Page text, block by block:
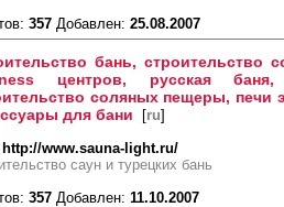
357 Добавлен: 25.08.2007
бань, строительство
центров, русская баня,
соляных пещеры, печи
для бани [ru]
http://www.sauna-light.ru/
саун и турецких бань
357 Добавлен: 11.10.2007